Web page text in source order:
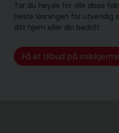
Tar du høyde for alle disse
beste løsningen for utvendig
ditt hjem eller din bedrift.
Få et tilbud på